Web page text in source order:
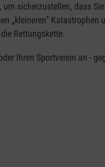
sicherzustellen, dass
„kleineren” Katastrophen
Rettungskette.
Ihren Sportverein an -